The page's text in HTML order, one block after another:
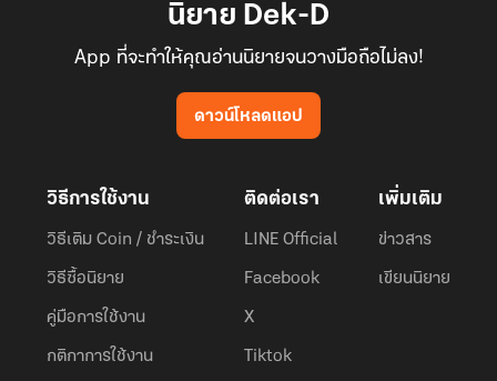
เธอยังเป็นหญิงสาวบริสุทธิ์ผู้ไม่เคยผ่านมือชายใดมาก่อนนะ!"
นิยาย Dek-D
App ที่จะทำให้คุณอ่านนิยายจนวางมือถือไม่ลง!
ดาวน์โหลดแอป
วิธีการใช้งาน
วิธีเติม Coin / ชำระเงิน
วิธีซื้อนิยาย
คู่มือการใช้งาน
กติกาการใช้งาน
ติดต่อเรา
LINE Official
Facebook
X
Tiktok
เพิ่มเติม
ข่าวสาร
เขียนนิยาย